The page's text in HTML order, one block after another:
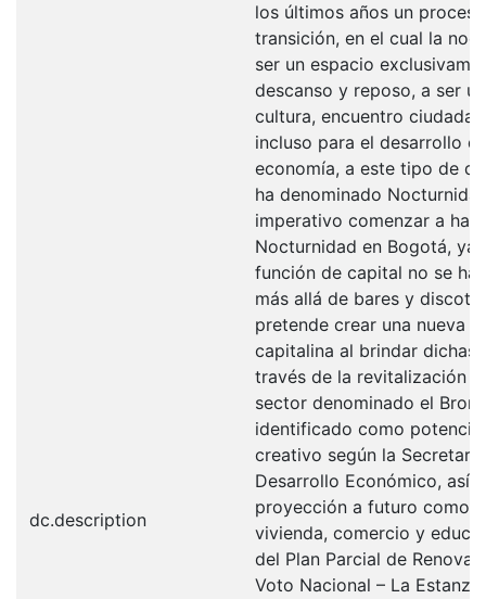
dc.description
los últimos años un
transición, en el cual la
ser un espacio
descanso y reposo, a ser
cultura, encuentro
incluso para el desarrollo
economía, a este tipo de
ha denominado
imperativo comenzar a
Nocturnidad en Bogotá, ya
función de capital no se ha
más allá de bares y
pretende crear una nueva
capitalina al brindar dichas
través de la revitalización
sector denominado el
identificado como
creativo según la
Desarrollo Económico, así
proyección a futuro como
vivienda, comercio y
del Plan Parcial de
Voto Nacional – La